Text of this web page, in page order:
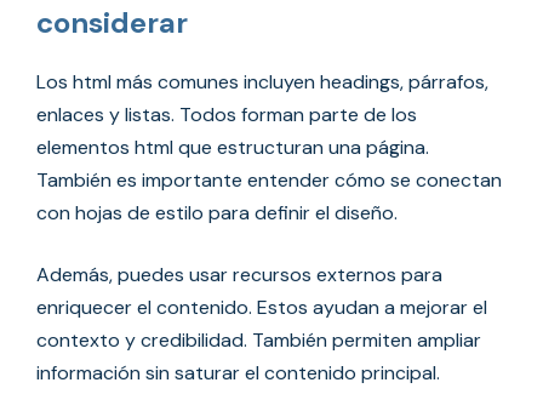
considerar
Los html más comunes incluyen headings, párrafos,
enlaces y listas. Todos forman parte de los
elementos html que estructuran una página.
También es importante entender cómo se conectan
con hojas de estilo para definir el diseño.
Además, puedes usar recursos externos para
enriquecer el contenido. Estos ayudan a mejorar el
contexto y credibilidad. También permiten ampliar
información sin saturar el contenido principal.